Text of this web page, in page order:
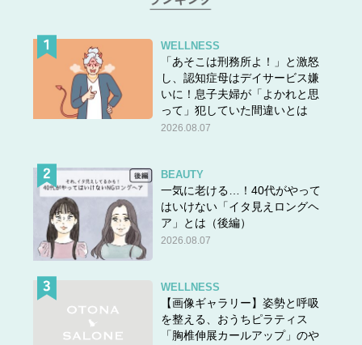
WELLNESS
「あそこは刑務所よ！」と激怒
し、認知症母はデイサービス嫌
いに！息子夫婦が「よかれと思
って」犯していた間違いとは
2026.08.07
BEAUTY
一気に老ける…！40代がやって
はいけない「イタ見えロングヘ
ア」とは（後編）
2026.08.07
WELLNESS
【画像ギャラリー】姿勢と呼吸
を整える、おうちピラティス
「胸椎伸展カールアップ」のや